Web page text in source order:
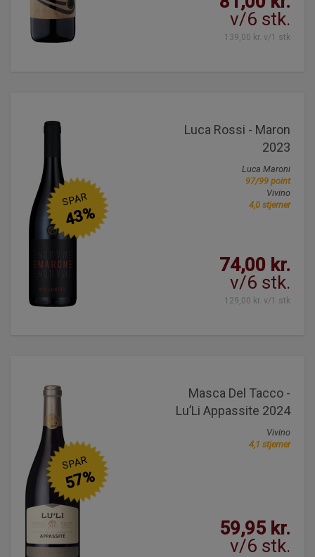
v/6 stk.
139,00 kr. v/1 stk
Luca Rossi - Maron
2023
Luca Maroni
97/99 point
Vivino
4,0 stjerner
74,00 kr.
v/6 stk.
129,00 kr. v/1 stk
SPAR
43%
Masca Del Tacco -
Lu’Li Appassite 2024
Vivino
4,1 stjerner
59,95 kr.
v/6 stk.
SPAR
57%